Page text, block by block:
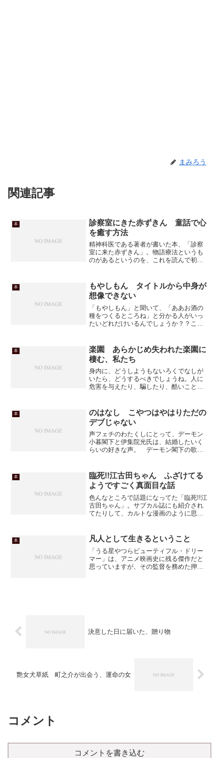
まみろう
関連記事
本
診察室にきた赤ずきん 童話で心
を癒す方法
精神科医である著者が書いた本、「診察
室に来た赤ずきん」。物語療法というも
のがあるというのを、これを読んで初め
い・タイトル買いをすることがよくあり
ます。あんまりハズレをひ...
本
もやしもん タイトルから中身が
想像できない
「もやしもん」と聞いて、「ああお酒の
種をつくるところね」と分かる人がいっ
たいどれだけいるんでしょうか？？この
たく内容が想像できず。絵も正直好きな
タイプでないので、ずっと...
本
楽園 あらかじめ失われた楽園に
棲む、私たち
身内に、どうしようもないろくでなしが
いたら、どうするべきでしょうね。人に
危害を与えたり、騙したり、酷いことを
分の近い身内にいたら。幸い、そんな状
況にはおかれたことがない...
本
のはなし こやつはやはりただの
デブじゃない
声フェチのわたくしにとって、デーモン
小暮閣下と伊集院光氏は、結婚したいく
らいの好きな声。 デーモン閣下の歌声
り出される毒舌を聞くとゾクゾクします
（変態？)この本はメール...
本
臨死!!江古田ちゃん ふざけてる
ようですごく真面目な話
色んなところで話題になってた「臨死!!江
古田ちゃん」。サブカル誌にも紹介され
てたりして、カルトな漫画のように思わ
見たり、主人公が部屋では全裸だったり
すると、ちょっと見は...
本 凡人として生きるということ
「うる星やつらビューティフル・ドリー
マー」は、アニメ映画史に残る傑作だと
思っていますが、その監督を務めた押井
決意した日に届いた、贈り物
艶女犬草紙 町之介が出会う、運命の女
コメント
コメントを書き込む